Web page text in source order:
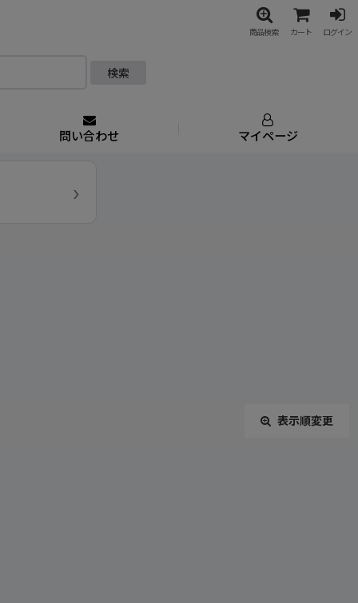
商品検索 カート ログイン
検索
問い合わせ マイページ
›
表示順変更